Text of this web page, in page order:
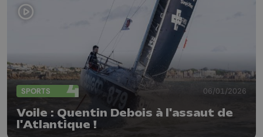
SPORTS 06/01/2026
Voile : Quentin Debois à l'assaut de
l'Atlantique !